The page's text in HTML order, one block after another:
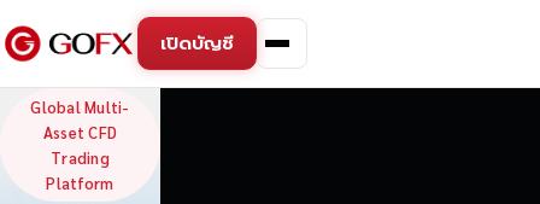
เปิดบัญชี
GoFX — Global Multi-
Global Multi-
Asset CFD
Trading
Platform